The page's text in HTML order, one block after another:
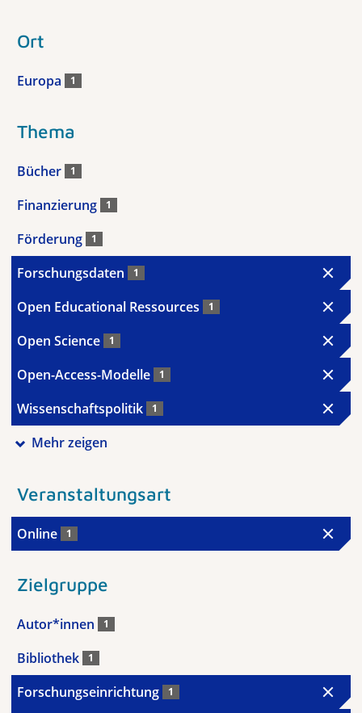
Ort
Europa 1
Thema
Bücher 1
Finanzierung 1
Förderung 1
Forschungsdaten 1
Open Educational Ressources 1
Open Science 1
Open-Access-Modelle 1
Wissenschaftspolitik 1
Mehr zeigen
Veranstaltungsart
Online 1
Zielgruppe
Autor*innen 1
Bibliothek 1
Forschungseinrichtung 1